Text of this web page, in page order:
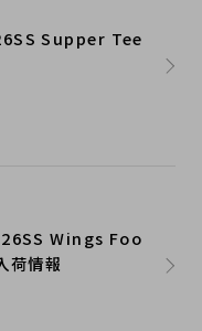
Supper Tee
26SS Wings Foo
情報